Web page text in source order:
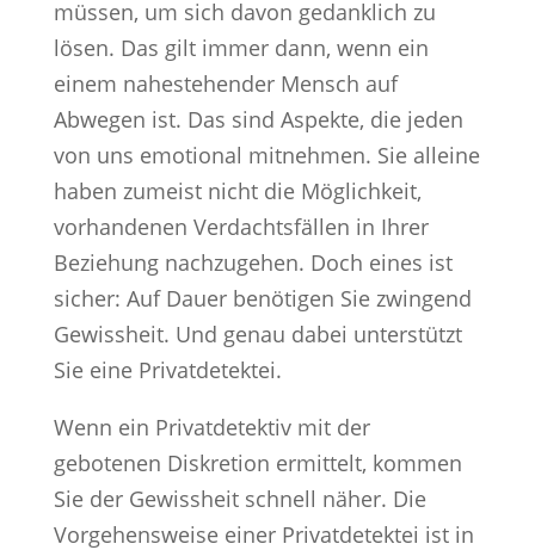
müssen, um sich davon gedanklich zu
lösen. Das gilt immer dann, wenn ein
einem nahestehender Mensch auf
Abwegen ist. Das sind Aspekte, die jeden
von uns emotional mitnehmen. Sie alleine
haben zumeist nicht die Möglichkeit,
vorhandenen Verdachtsfällen in Ihrer
Beziehung nachzugehen. Doch eines ist
sicher: Auf Dauer benötigen Sie zwingend
Gewissheit. Und genau dabei unterstützt
Sie eine Privatdetektei.
Wenn ein Privatdetektiv mit der
gebotenen Diskretion ermittelt, kommen
Sie der Gewissheit schnell näher. Die
Vorgehensweise einer Privatdetektei ist in